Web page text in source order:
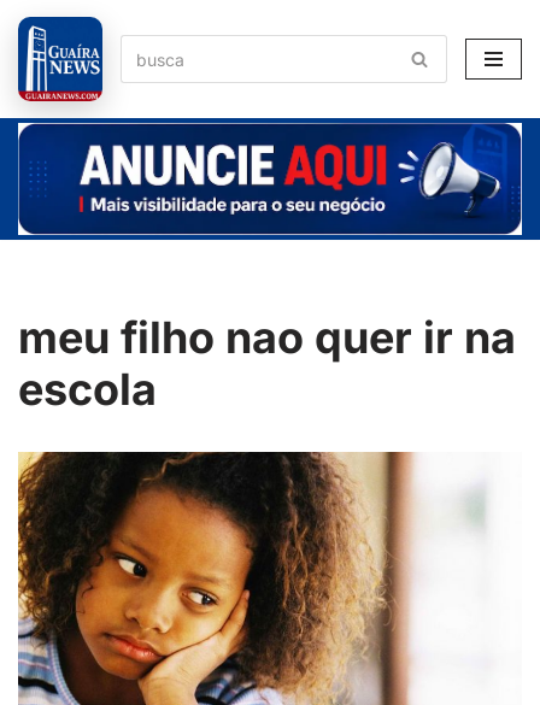
Pular
para
o
conteúdo
meu filho nao quer ir na
escola